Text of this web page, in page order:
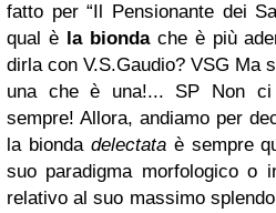
fatto per “Il Pensionante dei
qual è la biondache è più
dirla con V.S.Gaudio? VSG Ma
una che è una!... SP Non ci
sempre! Allora, andiamo per
la bionda delectataè sempre
suo paradigma morfologico o
relativo al suo massimo